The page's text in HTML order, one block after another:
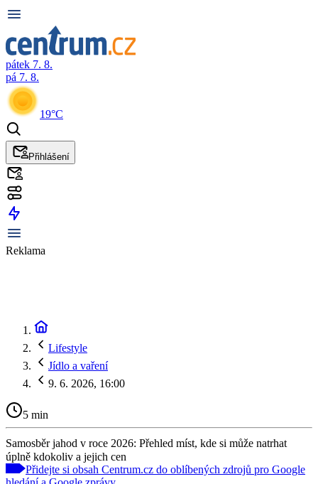
pátek 7. 8.
pá 7. 8.
19°C
Přihlášení
Reklama
Lifestyle
Jídlo a vaření
9. 6. 2026, 16:00
5 min
Samosběr jahod v roce 2026: Přehled míst, kde si může natrhat
úplně kdokoliv a jejich cen
Přidejte si obsah Centrum.cz do oblíbených zdrojů pro Google